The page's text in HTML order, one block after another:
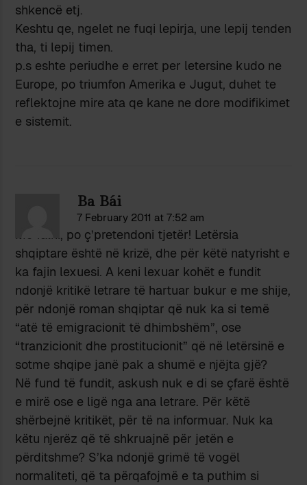
shkencë etj.
Keshtu qe, ngelet ne fuqi lepirja, une lepij tenden
tha, ti lepij timen.
p.s eshte periudhe e erret per letersine kudo ne
Europe, po triumfon Amerika e Jugut, duhet te
reflektojne mire ata qe kane ne dore modifikimet
e sistemit.
Ba Bái
7 February 2011 at 7:52 am
Më falni, po ç’pretendoni tjetër! Letërsia
shqiptare është në krizë, dhe për këtë natyrisht e
ka fajin lexuesi. A keni lexuar kohët e fundit
ndonjë kritikë letrare të hartuar bukur e me shije,
për ndonjë roman shqiptar që nuk ka si temë
“atë të emigracionit të dhimbshëm”, ose
“tranzicionit dhe prostitucionit” që në letërsinë e
sotme shqipe janë pak a shumë e njëjta gjë?
Në fund të fundit, askush nuk e di se çfarë është
e mirë ose e ligë nga ana letrare. Për këtë
shërbejnë kritikët, për të na informuar. Nuk ka
këtu njerëz që të shkruajnë për jetën e
përditshme? S’ka ndonjë grimë të vogël
normaliteti, që ta përqafojmë e ta puthim si